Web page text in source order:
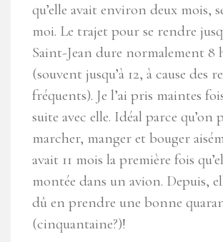
qu’elle avait environ deux mois,
moi. Le trajet pour se rendre
Saint-Jean dure normalement 8
(souvent jusqu’à 12, à cause des
fréquents). Je l’ai pris maintes
suite avec elle. Idéal parce qu’on
marcher, manger et bouger
avait 11 mois la première fois
montée dans un avion. Depuis,
dû en prendre une bonne
(cinquantaine?)!